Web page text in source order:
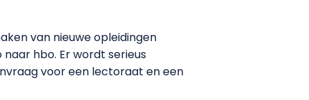
van nieuwe opleidingen
hbo. Er wordt serieus
voor een lectoraat en een